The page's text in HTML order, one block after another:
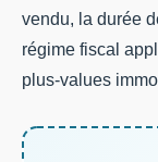
vendu, la durée
régime fiscal
plus-values